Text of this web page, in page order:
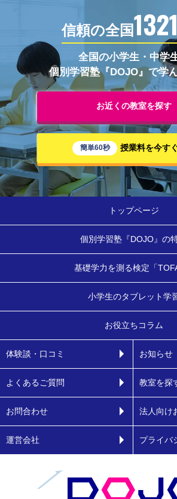
信頼の全国1321
全国の小学生・中学
個別学習塾『DOJO』で学
お近くの教室を探す
簡単60秒 授業料を今す
トップページ
個別学習塾『DOJO』の
基礎学力を測る検定「
小学生のタブレット学
お役立ちコラム
体験談・口コミ お知らせ
よくあるご質問 教室を探
お問合わせ 法人向け
運営会社 プライバ